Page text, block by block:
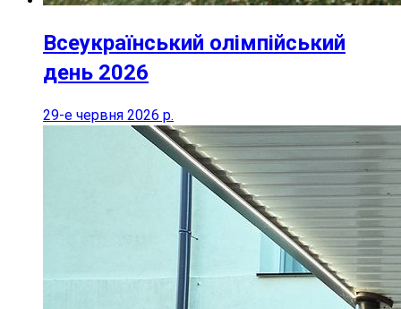
Всеукраїнський олімпійський
день 2026
29-е червня 2026 р.